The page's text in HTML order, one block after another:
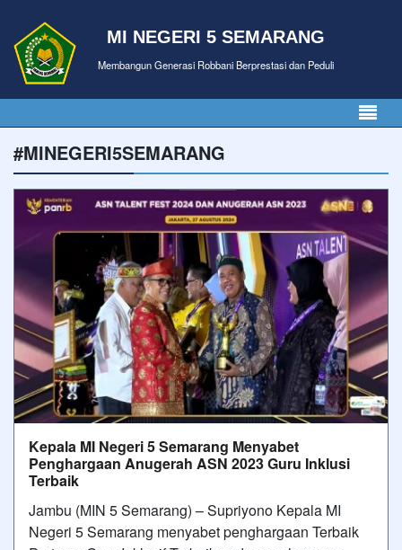
MI NEGERI 5 SEMARANG
Membangun Generasi Robbani Berprestasi dan Peduli
#MINEGERI5SEMARANG
Kepala MI Negeri 5 Semarang Menyabet
Penghargaan Anugerah ASN 2023 Guru Inklusi
Terbaik
Jambu (MIN 5 Semarang) – Supriyono Kepala MI
Negeri 5 Semarang menyabet penghargaan Terbaik